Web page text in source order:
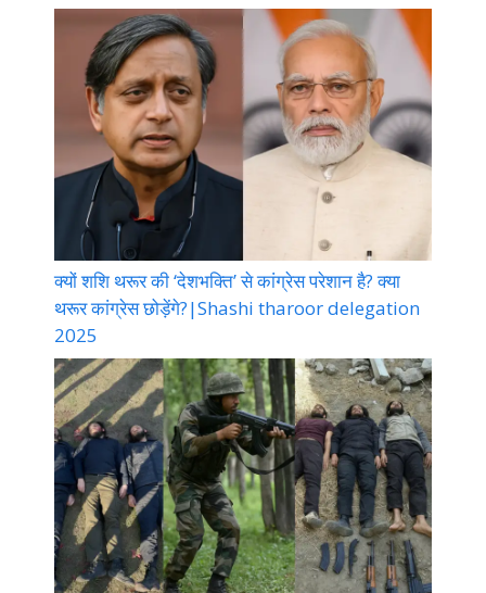
क्यों शशि थरूर की ‘देशभक्ति’ से कांग्रेस परेशान है? क्या
थरूर कांग्रेस छोड़ेंगे?|Shashi tharoor delegation
2025